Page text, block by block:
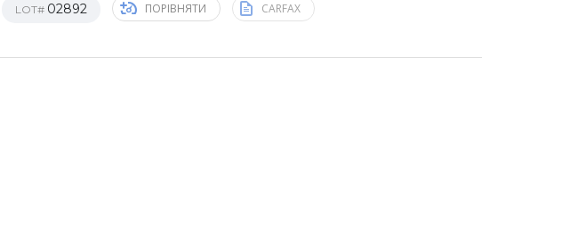
LOT# 02892 ПОРІВНЯТИ CARFAX